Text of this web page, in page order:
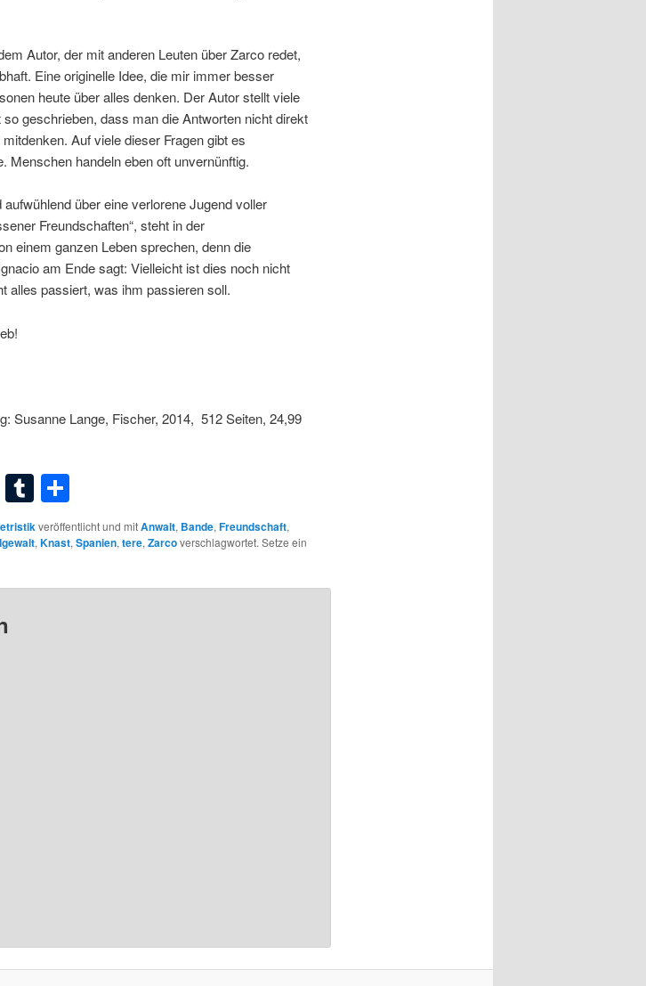
Autor, der mit anderen Leuten über Zarco redet,
Eine originelle Idee, die mir immer besser
heute über alles denken. Der Autor stellt viele
geschrieben, dass man die Antworten nicht direkt
Auf viele dieser Fragen gibt es
Menschen handeln eben oft unvernünftig.
über eine verlorene Jugend voller
Freundschaften“, steht in der
einem ganzen Leben sprechen, denn die
am Ende sagt: Vielleicht ist dies noch nicht
alles passiert, was ihm passieren soll.
Susanne Lange, Fischer, 2014, 512 Seiten, 24,99
Tumblr
Teilen
veröffentlicht und mitAnwalt, Bande, Freundschaft,
, Knast, Spanien, tere, Zarcoverschlagwortet. Setze ein